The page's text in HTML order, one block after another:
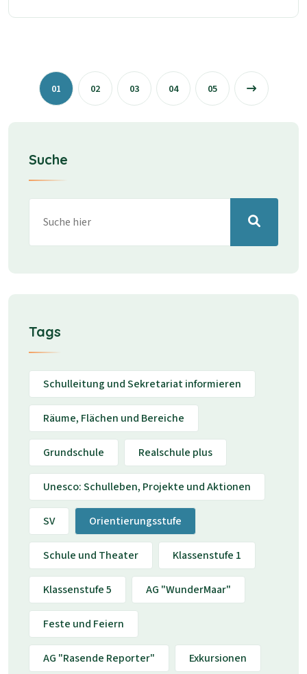
01 02 03 04 05
Suche
Tags
Schulleitung und Sekretariat informieren
Räume, Flächen und Bereiche
Grundschule Realschule plus
Unesco: Schulleben, Projekte und Aktionen
SV Orientierungsstufe
Schule und Theater Klassenstufe 1
Klassenstufe 5 AG "WunderMaar"
Feste und Feiern
AG "Rasende Reporter" Exkursionen